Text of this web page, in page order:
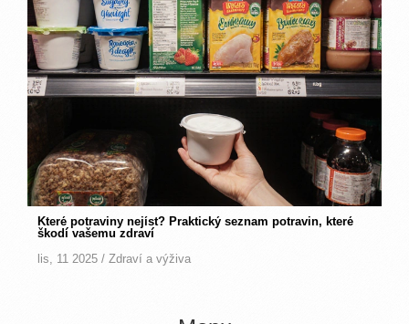
Které potraviny nejíst? Praktický seznam potravin, které
škodí vašemu zdraví
lis, 11 2025 /Zdraví a výživa